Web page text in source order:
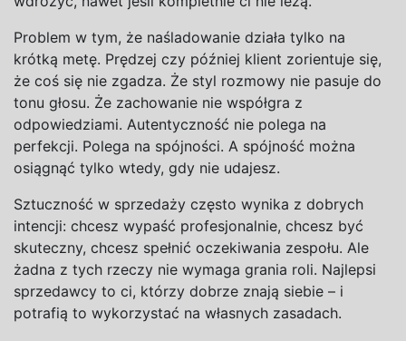
Problem w tym, że naśladowanie działa tylko na
krótką metę. Prędzej czy później klient zorientuje się,
że coś się nie zgadza. Że styl rozmowy nie pasuje do
tonu głosu. Że zachowanie nie współgra z
odpowiedziami. Autentyczność nie polega na
perfekcji. Polega na spójności. A spójność można
osiągnąć tylko wtedy, gdy nie udajesz.
Sztuczność w sprzedaży często wynika z dobrych
intencji: chcesz wypaść profesjonalnie, chcesz być
skuteczny, chcesz spełnić oczekiwania zespołu. Ale
żadna z tych rzeczy nie wymaga grania roli. Najlepsi
sprzedawcy to ci, którzy dobrze znają siebie – i
potrafią to wykorzystać na własnych zasadach.